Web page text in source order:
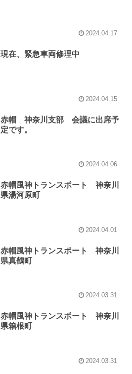
2024.04.17
現在、緊急車両修理中
2024.04.15
赤帽 神奈川支部 会議に出席予
定です。
2024.04.06
赤帽風神トランスポート 神奈川
県湯河原町
2024.04.01
赤帽風神トランスポート 神奈川
県真鶴町
2024.03.31
赤帽風神トランスポート 神奈川
県箱根町
2024.03.31